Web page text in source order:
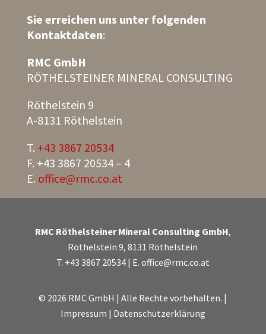
Sie erreichen uns unter folgenden
Kontaktdaten:
RMC GmbH
RÖTHELSTEINER MINERAL CONSULTING
Röthelstein 9
A-8131 Röthelstein
T. +43 3867 20534
F. +43 3867 20534 – 4
E. office@rmc.co.at
RMC Röthelsteiner Mineral Consulting GmbH,
Röthelstein 9, 8131 Röthelstein
T. +43 3867 20534| E. office@rmc.co.at
© 2026 RMC GmbH | Alle Rechte vorbehalten. |
Impressum | Datenschutzerklärung